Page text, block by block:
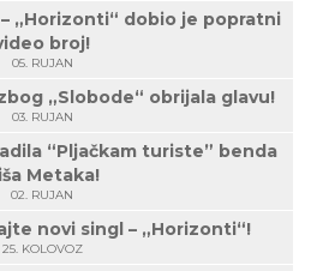
– „Horizonti“ dobio je popratni
broj!
05. RUJAN
„Slobode“ obrijala glavu!
03. RUJAN
“Pljačkam turiste” benda
Metaka!
02. RUJAN
novi singl – „Horizonti“!
25. KOLOVOZ